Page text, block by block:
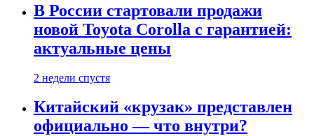
В России стартовали продажи
новой Toyota Corolla с гарантией:
актуальные цены
2 недели спустя
Китайский «крузак» представлен
официально — что внутри?